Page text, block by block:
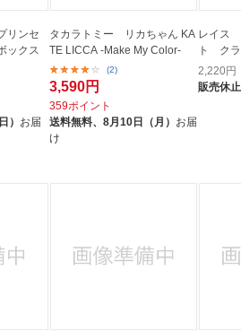
リンセ
ックス
） お届
タカラトミー リカちゃん KA
TE LICCA -Make My Color-
(2)
3,590円
359ポイント
送料無料、 8月10日（月） お届
け
レイス
ト クラ
2,220円
販売休